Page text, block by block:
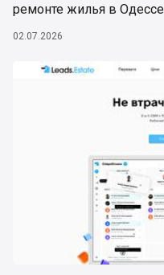
ремонте жилья в Одессе
02.07.2026